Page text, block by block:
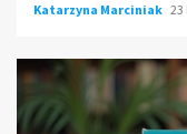
Katarzyna Marciniak 23